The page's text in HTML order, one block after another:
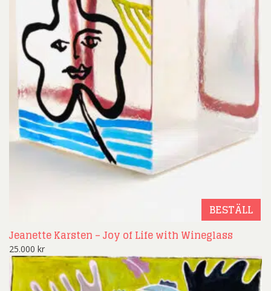
BESTÄLL
Jeanette Karsten – Joy of Life with Wineglass
25.000 kr